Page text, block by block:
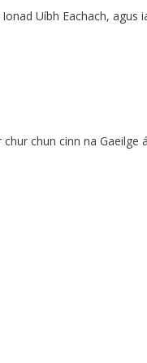
Uíbh Eachach, agus
chun cinn na